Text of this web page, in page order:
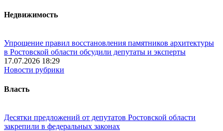
Недвижимость
Упрощение правил восстановления памятников архитектуры
в Ростовской области обсудили депутаты и эксперты
17.07.2026 18:29
Новости рубрики
Власть
Десятки предложений от депутатов Ростовской области
закрепили в федеральных законах